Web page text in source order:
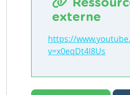
externe
https://
v=x0eqDt4l8Us